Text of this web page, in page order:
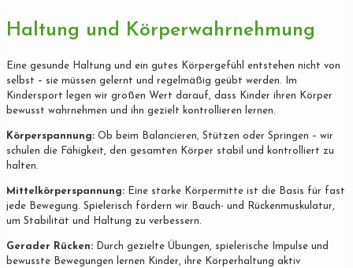
Haltung und Körperwahrnehmung
Eine gesunde Haltung und ein gutes Körpergefühl entstehen nicht von
selbst – sie müssen gelernt und regelmäßig geübt werden. Im
Kindersport legen wir großen Wert darauf, dass Kinder ihren Körper
bewusst wahrnehmen und ihn gezielt kontrollieren lernen.
Körperspannung: Ob beim Balancieren, Stützen oder Springen – wir
schulen die Fähigkeit, den gesamten Körper stabil und kontrolliert zu
halten.
Mittelkörperspannung: Eine starke Körpermitte ist die Basis für fast
jede Bewegung. Spielerisch fördern wir Bauch- und Rückenmuskulatur,
um Stabilität und Haltung zu verbessern.
Gerader Rücken: Durch gezielte Übungen, spielerische Impulse und
bewusste Bewegungen lernen Kinder, ihre Körperhaltung aktiv